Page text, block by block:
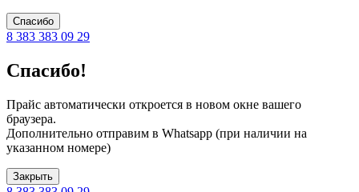
Спасибо
8 383 383 09 29
Спасибо!
Прайс автоматически откроется в новом окне вашего
браузера.
Дополнительно отправим в Whatsapp (при наличии на
указанном номере)
Закрыть